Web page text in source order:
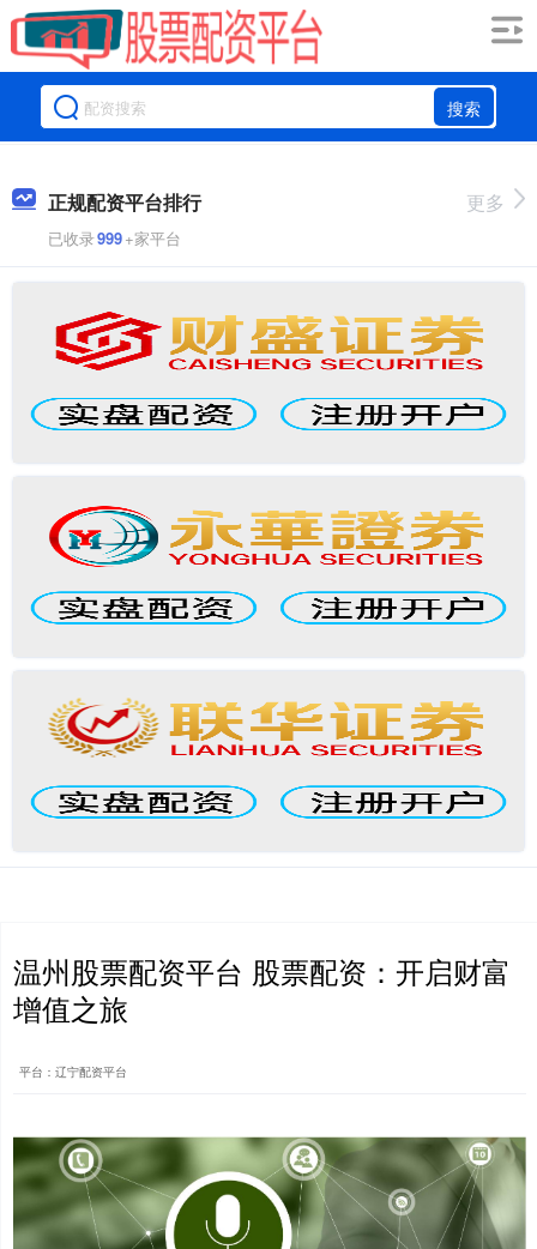
搜索
正规配资平台排行
已收录999+家平台
更多
温州股票配资平台 股票配资：开启财富
增值之旅
平台：辽宁配资平台